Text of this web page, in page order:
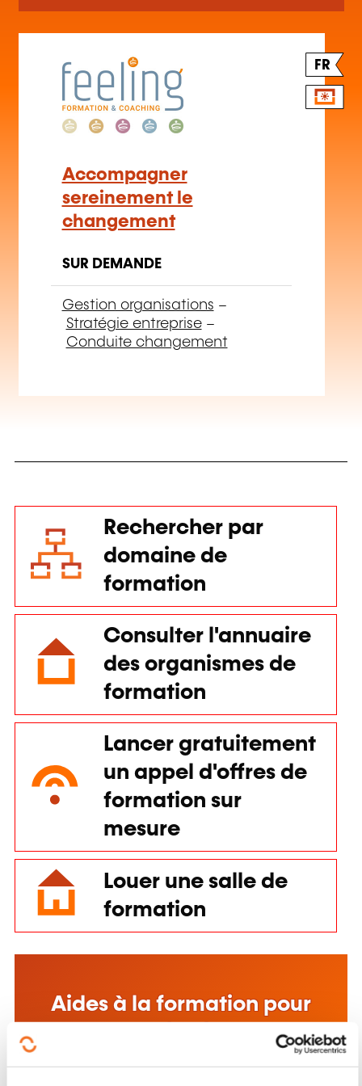
FR
Accompagner
sereinement le
changement
SUR DEMANDE
Gestion organisations –
Stratégie entreprise–
Conduite changement
Rechercher par
domaine de
formation
Consulter l'annuaire
des organismes de
formation
Lancer gratuitement
un appel d'offres de
formation sur
mesure
Louer une salle de
formation
Aides à la formation pour